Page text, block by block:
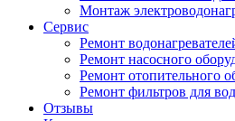
Монтаж
Сервис
Ремонт
Ремонт насосного
Ремонт отопительного
Ремонт фильтров для
Отзывы